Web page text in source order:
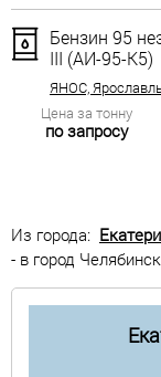
Бензин 95
III (АИ-95-К5)
ЯНОС,
Цена за тонну
по запросу
Из города:
- в город Челябинск